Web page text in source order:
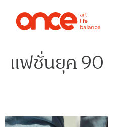
แฟชั่นยุค 90